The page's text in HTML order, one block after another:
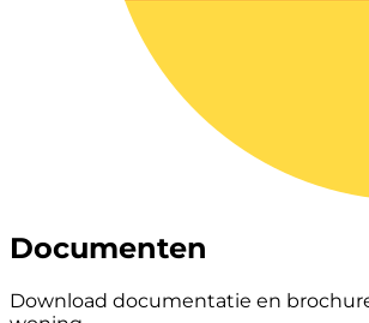
Documenten
Download documentatie en